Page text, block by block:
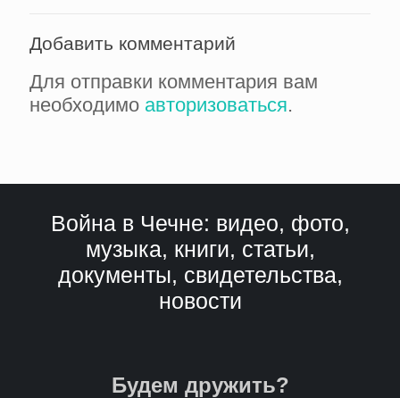
Добавить комментарий
Для отправки комментария вам
необходимо авторизоваться.
Война в Чечне: видео, фото,
музыка, книги, статьи,
документы, свидетельства,
новости
Будем дружить?